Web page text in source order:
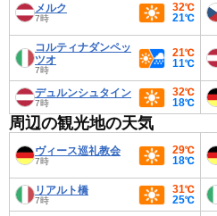
メルク
7時
32℃
21℃
コルティナダンペッ
ツオ
7時
21℃
11℃
デュルンシュタイン
7時
32℃
18℃
周辺の観光地の天気
ヴィース巡礼教会
7時
29℃
18℃
リアルト橋
7時
31℃
25℃